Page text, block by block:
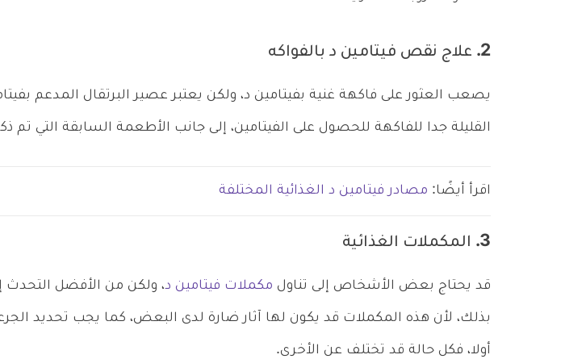
2. علاج نقص فيتامين د بالفواكه
يصعب العثور على فاكهة غنية بفيتامين د، ولكن يعتبر عصير البرتقال المدعم
القليلة جدا للفاكهة للحصول على الفيتامين، إلى جانب الأطعمة السابقة التي تم
اقرأ أيضًا: مصادر فيتامين د الغذائية المختلفة
3. المكملات الغذائية
قد يحتاج بعض الأشخاص إلى تناول مكملات فيتامين د، ولكن من الأفضل التحدث
بذلك، لأن هذه المكملات قد يكون لها آثار ضارة لدى البعض، كما يجب تحديد
أولا، فكل حالة قد تختلف عن الأخرى.